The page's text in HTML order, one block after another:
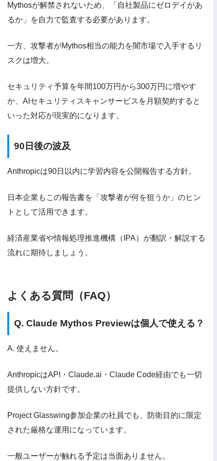
Mythosが解禁されないため、「自社製品にゼロデイがあ
るか」を自力で監査する必要があります。
一方、攻撃者がMythos相当の能力を闇市場で入手するリ
スクは増大。
セキュリティ予算を年間100万円から300万円に増やす
か、AIセキュリティスキャンサービスを月額契約すると
いった対応が現実的になります。
90日後の波及
Anthropicは90日以内に学習内容を公開報告する方針。
日本企業もこの報告書を「攻撃者が何を狙うか」のヒン
トとして活用できます。
経済産業省や情報処理推進機構（IPA）が翻訳・解説する
流れに期待しましょう。
よくある質問（FAQ）
Q. Claude Mythos Previewは個人で使える？
A. 使えません。
AnthropicはAPI・Claude.ai・Claude Code経由でも一切
提供しない方針です。
Project Glasswing参加企業の社員でも、防衛目的に限定
された厳格な運用になっています。
一般ユーザーが触れる予定は当面ありません。